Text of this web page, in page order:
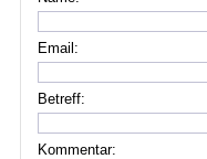
Email:
Betreff:
Kommentar: